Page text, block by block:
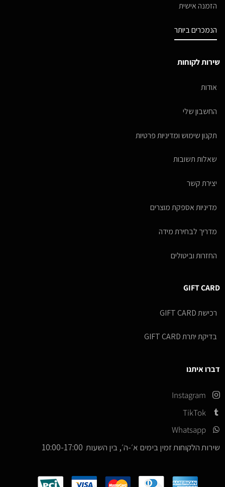
הזמנה אישית
הנמכרים ביותר
שירות לקוחות
אודות
החשבון שלי
תקנון שימוש ומדיניות פרטיות
שאלות תשובות
יצירת קשר
מדיניות אספקת מוצרים
מדריך לבחירת מידה
החזרות וביטולים
GIFT CARD
רכישת GIFT CARD
בדיקת יתרת GIFT CARD
דברו איתנו
Instagram
TikTok
Whatsapp
שירות הלקוחות זמין בימים א׳-ה׳, בין השעות 10:00-17:00